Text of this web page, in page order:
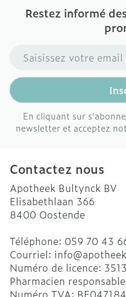
Restez informé
Adresse mail
En cliquant sur
newsletter et acceptez
Contactez nous
Apotheek Bultynck BV
Elisabethlaan 366
8400 Oostende
Téléphone: 059 70 43
Courriel: info@
Numéro de licence:
Pharmacien
Numéro TVA: